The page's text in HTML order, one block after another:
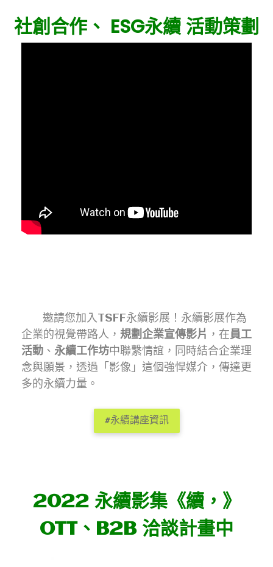
社創合作、 ESG永續 活動策劃
邀請您加入TSFF永續影展！永續影展作為
企業的視覺帶路人， 規劃企業宣傳影片 ，在員工
活動 、 永續工作坊中聯繫情誼，同時結合企業理
念與願景，透過「影像」這個強悍媒介，傳達更
多的永續力量。
#永續講座資訊
2022 永續影集《續，》
OTT、B2B 洽談計畫中